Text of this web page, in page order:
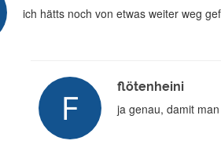
ich hätts noch von etwas weiter weg
flötenheini
ja genau, damit